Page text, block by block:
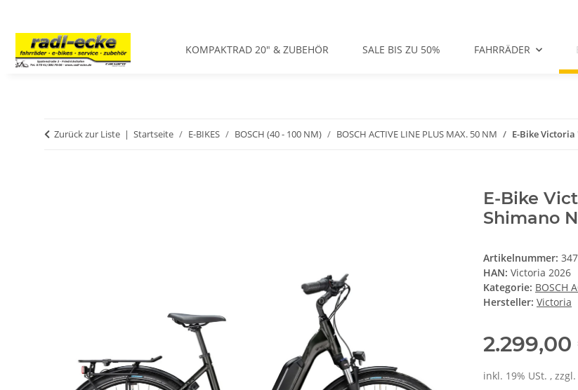
KOMPAKTRAD 20" & ZUBEHÖR SALE BIS ZU 50% FAHRRÄDER
Zurück zur Liste Startseite E-BIKES BOSCH (40 - 100 NM) BOSCH ACTIVE LINE PLUS MAX. 50 NM E-Bike Victoria
E-Bike
Shimano
Artikelnummer:
HAN: Victoria 2026
Kategorie: BOSCH
Hersteller: Victoria
inkl. 19% USt. , zzgl.